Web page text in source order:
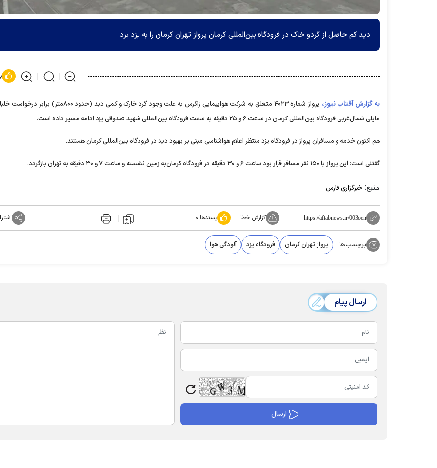
دید کم حاصل از گردو خاک در فرودگاه بین‌المللی کرمان پرواز تهران کرمان را به یزد برد.
به گزارش آفتاب نیوز،
مایلی شمال‌غربی فرودگاه بین‌المللی کرمان در ساعت ۶ و ۲۵ دقیقه به سمت فرودگاه بین‌المللی شهید صدوقی یزد ادامه مسیر داده است.
هم اکنون خدمه و مسافران پرواز در فرودگاه یزد منتظر اعلام هواشناسی مبنی بر بهبود دید در فرودگاه بین‌المللی کرمان هستند.
گفتنی است: این پرواز با ۱۵۰ نفر مسافر قرار بود ساعت ۶ و ۳۰ دقیقه در فرودگاه کرمان‌به زمین نشسته و ساعت ۷ و ۳۰ دقیقه به تهران بازگردد.
منبع: خبرگزاری فارس
https://aftabnews.ir/003oen گزارش خطا پسندها:۰
برچسب‌ها: پرواز تهران کرمان فرودگاه یزد آلودگی هوا
ارسال پیام